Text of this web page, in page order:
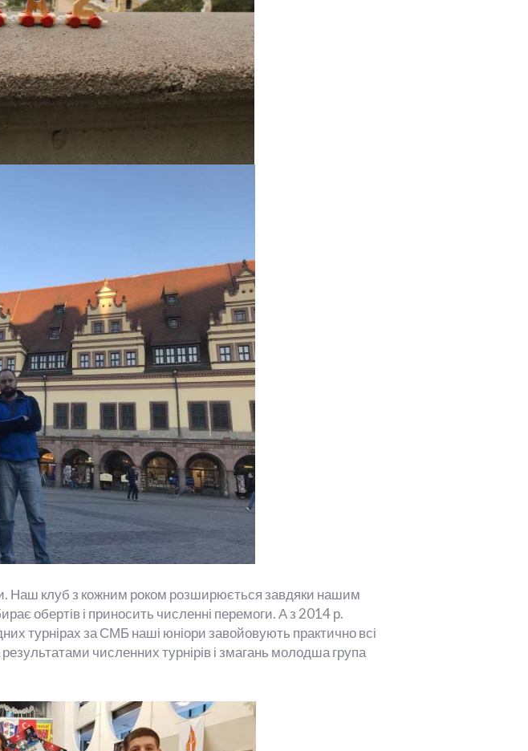
Наш клуб з кожним роком розширюється завдяки нашим
обертів і приносить численні перемоги. А з 2014 р.
турнірах за СМБ наші юніори завойовують практично всі
численних турнірів і змагань молодша група